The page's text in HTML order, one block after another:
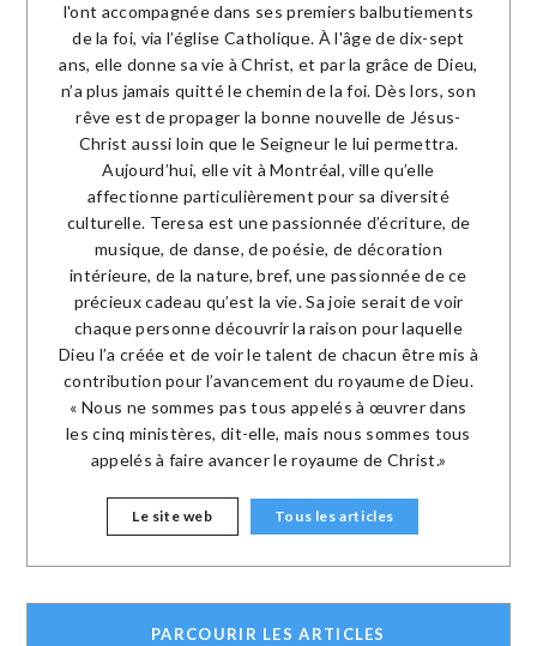
l'ont accompagnée dans ses premiers balbutiements
de la foi, via l’église Catholique. À l'âge de dix-sept
ans, elle donne sa vie à Christ, et par la grâce de Dieu,
n’a plus jamais quitté le chemin de la foi. Dès lors, son
rêve est de propager la bonne nouvelle de Jésus-
Christ aussi loin que le Seigneur le lui permettra.
Aujourd’hui, elle vit à Montréal, ville qu’elle
affectionne particulièrement pour sa diversité
culturelle. Teresa est une passionnée d’écriture, de
musique, de danse, de poésie, de décoration
intérieure, de la nature, bref, une passionnée de ce
précieux cadeau qu’est la vie. Sa joie serait de voir
chaque personne découvrir la raison pour laquelle
Dieu l’a créée et de voir le talent de chacun être mis à
contribution pour l’avancement du royaume de Dieu.
« Nous ne sommes pas tous appelés à œuvrer dans
les cinq ministères, dit-elle, mais nous sommes tous
appelés à faire avancer le royaume de Christ.»
Le site web Tous les articles
PARCOURIR LES ARTICLES